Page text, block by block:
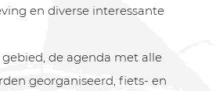
en diverse interessante
de agenda met alle
georganiseerd, fiets- en